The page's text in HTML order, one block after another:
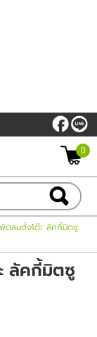
0
ดลมตั้งโต๊ะ ลัคกี้มิตซู
ลัคกี้มิตซู